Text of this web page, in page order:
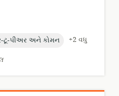
ટૂ-પીઅર અને કોમન
+2 વધુ